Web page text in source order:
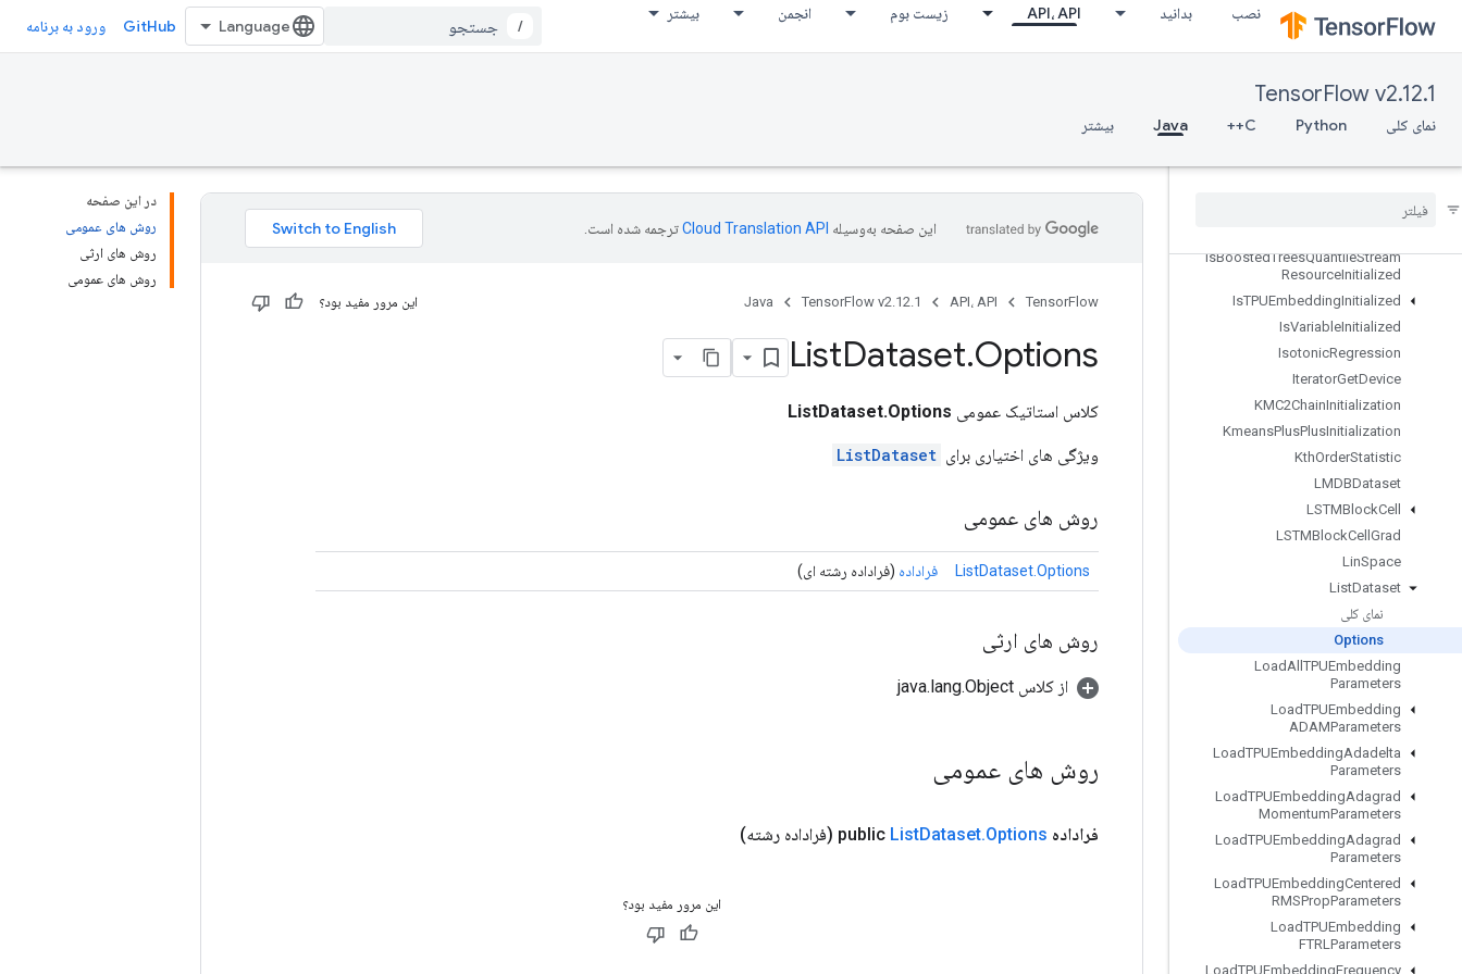
نصب بدانید API، API زیست بوم انجمن بیشتر
/
GitHub ورود به برنامه
TensorFlow v2.12.1
نمای کلی Python
C++
Java بیشتر
InfeedEnqueueTuple
InitializeTable
InitializeTableFromDataset
InplaceAdd
IsBoostedTreesQuantileStream
ResourceInitialized
IsTPUEmbeddingInitialized
IsVariableInitialized
IsotonicRegression
IteratorGetDevice
KMC2ChainInitialization
KmeansPlusPlusInitialization
KthOrderStatistic
LMDBDataset
LSTMBlockCell
LSTMBlockCell Grad
LinSpace
ListDataset
نمای کلی
Options
LoadAll TPUEmbedding
Parameters
LoadTPUEmbedding
ADAMParameters
LoadTPUEmbeddingAdadelta
Parameters
LoadTPUEmbeddingAdagrad
MomentumParameters
LoadTPUEmbeddingAdagrad
Parameters
LoadTPUEmbeddingCentered
RMSPropParameters
LoadTPUEmbedding
FTRLParameters
LoadTPUEmbeddingFrequency
در این صفحه
روش های عمومی
روش های ارثی
روش های عمومی
این صفحه به‌وسیله ترجمه شده است.
TensorFlow API، API TensorFlow v2.12.1
Java این مرور مفید بود؟
ListDataset.Options
کلاس استاتیک عمومی ListDataset.Options
ویژگی های اختیاری برای ListDataset
روش های عمومی
ListDataset.Options فراداده (فراداده رشته ای)
روش های ارثی
از کلاس java.lang.Object
روش های عمومی
فراداده public ListDataset.Options (فراداده رشته)
این مرور مفید بود؟